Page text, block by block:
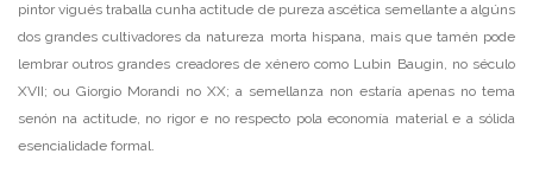
pintor vigués traballa cunha actitude de pureza ascética semellante a algúns
dos grandes cultivadores da natureza morta hispana, mais que tamén pode
lembrar outros grandes creadores de xénero como Lubin Baugin, no século
XVII; ou Giorgio Morandi no XX; a semellanza non estaría apenas no tema
senón na actitude, no rigor e no respecto pola economía material e a sólida
esencialidade formal.